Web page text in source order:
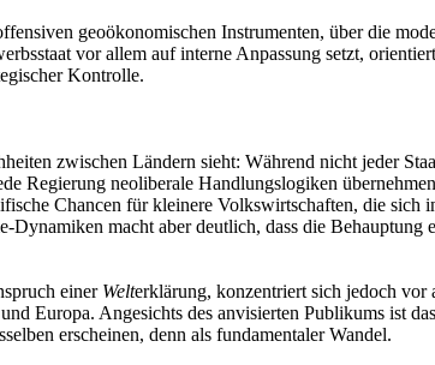
geoökonomischen Instrumenten, über die
vor allem auf interne Anpassung setzt,
Kontrolle.
zwischen Ländern sieht: Während nicht jeder
Regierung neoliberale Handlungslogiken
Chancen für kleinere Volkswirtschaften, die
macht aber deutlich, dass die
einer Welterklärung, konzentriert sich jedoch
Europa. Angesichts des anvisierten Publikums ist
erscheinen, denn als fundamentaler Wandel.